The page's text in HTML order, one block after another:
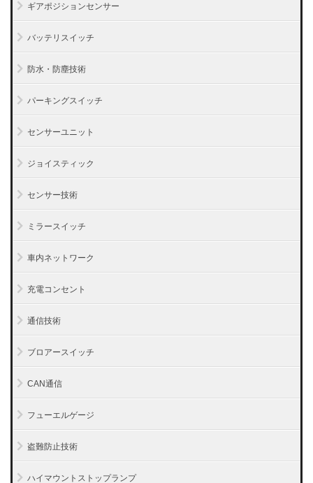
ギアポジションセンサー
バッテリスイッチ
防水・防塵技術
パーキングスイッチ
センサーユニット
ジョイスティック
センサー技術
ミラースイッチ
車内ネットワーク
充電コンセント
通信技術
ブロアースイッチ
CAN通信
フューエルゲージ
盗難防止技術
ハイマウントストップランプ